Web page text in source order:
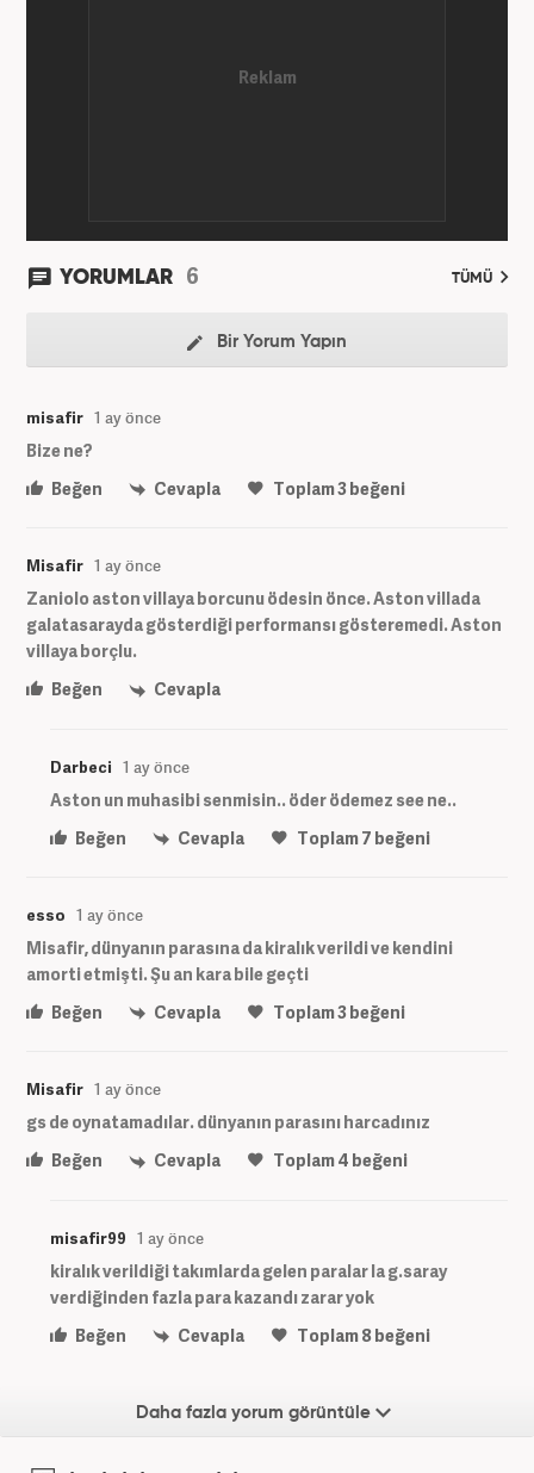
YORUMLAR 6 TÜMÜ
Bir Yorum Yapın
misafir 1 ay önce
Bize ne?
Beğen
Cevapla Toplam3beğeni
Misafir 1 ay önce
Zaniolo aston villaya borcunu ödesin önce. Aston villada
galatasarayda gösterdiği performansı gösteremedi. Aston
villaya borçlu.
Beğen
Cevapla
Darbeci 1 ay önce
Aston un muhasibi senmisin.. öder ödemez see ne..
Beğen
Cevapla Toplam7 beğeni
esso 1 ay önce
Misafir, dünyanın parasına da kiralık verildi ve kendini
amorti etmişti. Şu an kara bile geçti
Beğen
Cevapla Toplam3beğeni
Misafir 1 ay önce
gs de oynatamadılar. dünyanın parasını harcadınız
Beğen
Cevapla Toplam4 beğeni
misafir99 1 ay önce
kiralık verildiği takımlarda gelen paralar la g.saray
verdiğinden fazla para kazandı zarar yok
Beğen
Cevapla Toplam8beğeni
Daha fazla yorum görüntüle